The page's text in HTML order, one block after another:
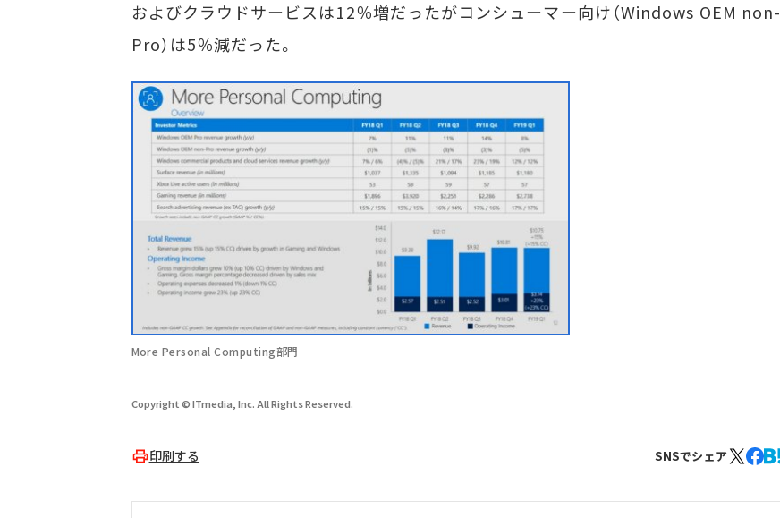
およびクラウドサービスは12％増だったがコンシューマー向け（Windows OEM non-
Pro）は5％減だった。
More Personal Computing部門
Copyright © ITmedia, Inc. All Rights Reserved.
印刷する SNSでシェア